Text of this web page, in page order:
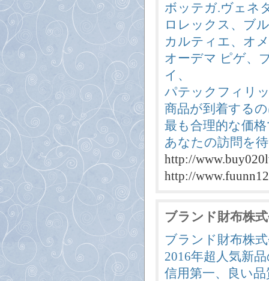
ボッテガ.ヴェネ
ロレックス、ブ
カルティエ、オ
オーデマ ピゲ、
イ、
パテックフィリ
商品が到着する
最も合理的な価
あなたの訪問
http://
http://
ブランド財布株
ブランド財布株
2016年超人気新
信用第一、良い品